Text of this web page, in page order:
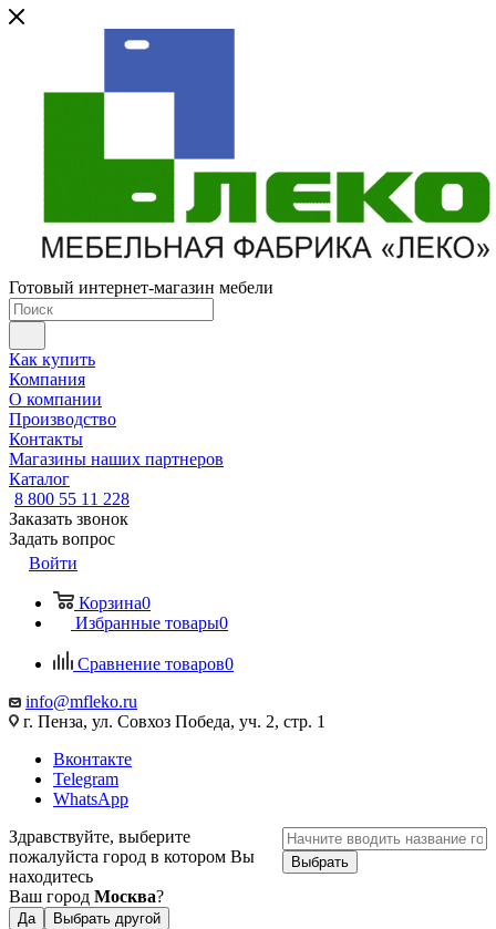
Готовый интернет-магазин мебели
Как купить
Компания
О компании
Производство
Контакты
Магазины наших партнеров
Каталог
8 800 55 11 228
Заказать звонок
Задать вопрос
Войти
Корзина0
Избранные товары0
Сравнение товаров0
info@mfleko.ru
г. Пенза, ул. Совхоз Победа, уч. 2, стр. 1
Вконтакте
Telegram
WhatsApp
Здравствуйте, выберите
пожалуйста город в котором Вы
находитесь
Ваш город Москва?
Да Выбрать другой
Выбрать